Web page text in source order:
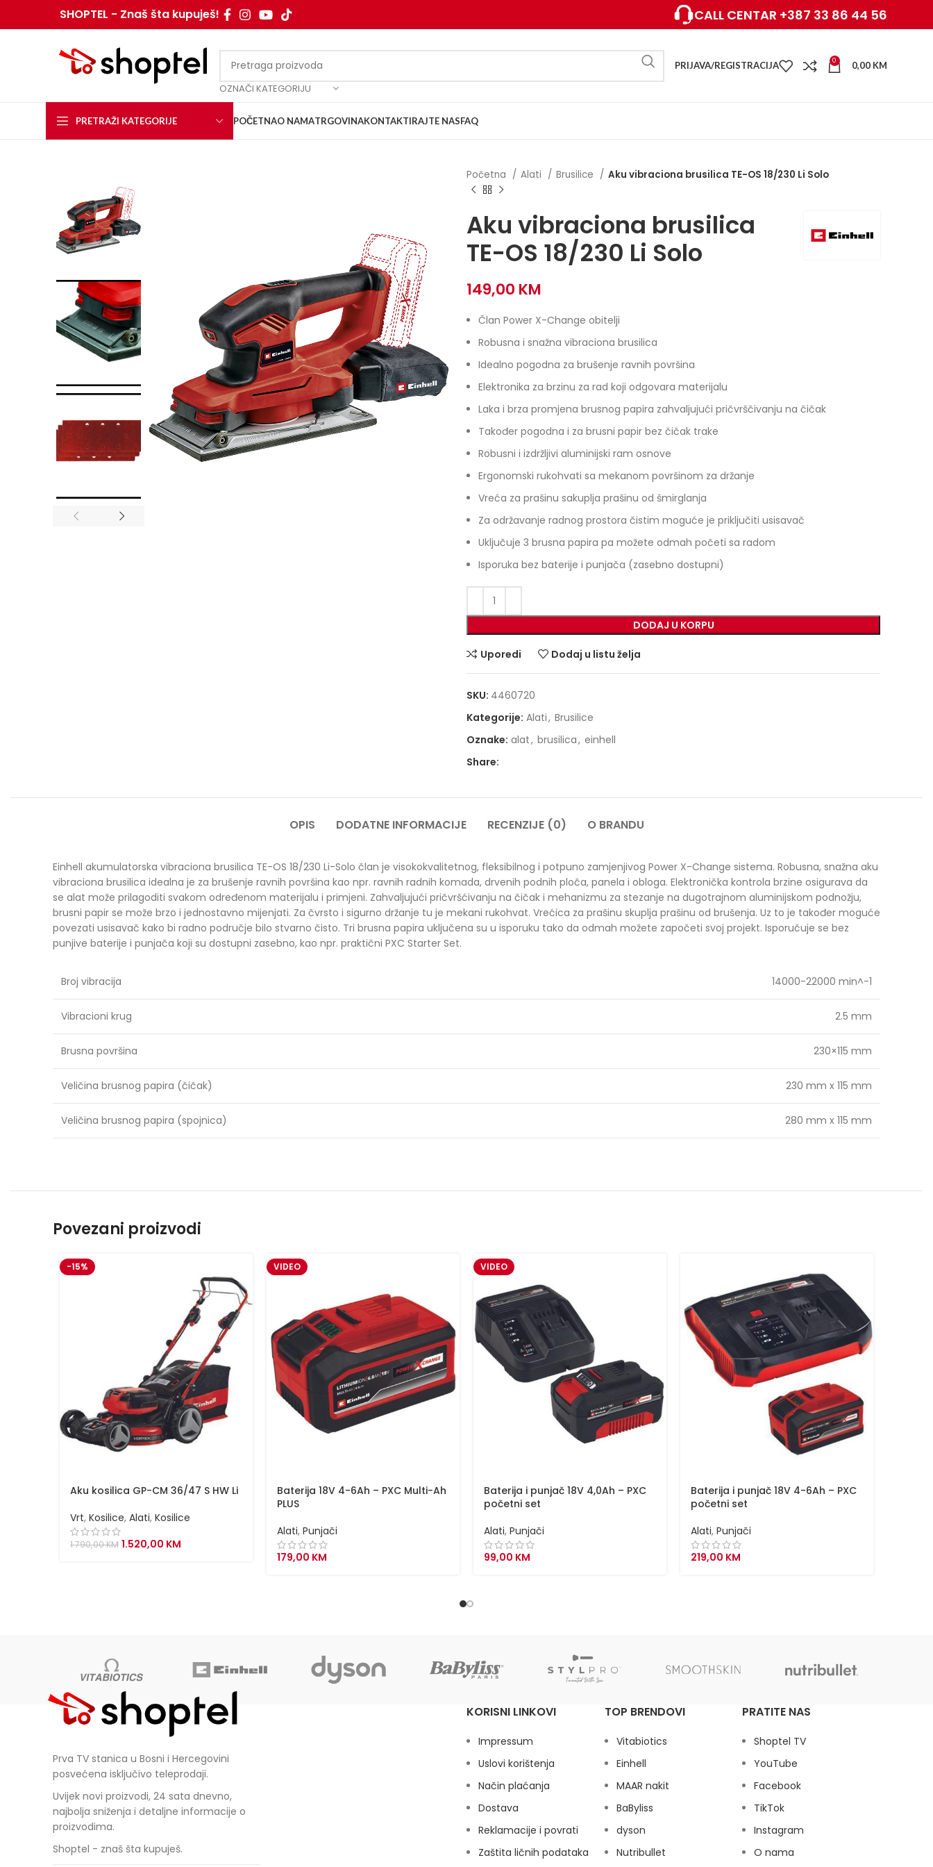
SHOPTEL - Znaš šta kupuješ! CALL CENTAR +387 33 86 44 56
OZNAČI KATEGORIJU
PRIJAVA/REGISTRACIJA 0 0,00 KM
PRETRAŽI KATEGORIJE POČETNAO NAMATRGOVINAKONTAKTIRAJTE NASFAQ
Početna Alati Brusilice Aku vibraciona brusilica TE-OS 18/230 Li Solo
Aku vibraciona brusilica
TE-OS 18/230 Li Solo
149,00 KM
Član Power X-Change obitelji
Robusna i snažna vibraciona brusilica
Idealno pogodna za brušenje ravnih površina
Elektronika za brzinu za rad koji odgovara materijalu
Laka i brza promjena brusnog papira zahvaljujući pričvrščivanju na čičak
Također pogodna i za brusni papir bez čičak trake
Robusni i izdržljivi aluminijski ram osnove
Ergonomski rukohvati sa mekanom površinom za držanje
Vreća za prašinu sakuplja prašinu od šmirglanja
Za održavanje radnog prostora čistim moguće je priključiti usisavač
Uključuje 3 brusna papira pa možete odmah početi sa radom
Isporuka bez baterije i punjača (zasebno dostupni)
DODAJ U KORPU
Uporedi Dodaj u listu želja
SKU: 4460720
Kategorije: Alati, Brusilice
Oznake: alat, brusilica, einhell
Share:
OPIS DODATNE INFORMACIJE RECENZIJE (0) O BRANDU
Einhell akumulatorska vibraciona brusilica TE-OS 18/230 Li-Solo član je visokokvalitetnog, fleksibilnog i potpuno zamjenjivog Power X-Change sistema. Robusna, snažna aku
vibraciona brusilica idealna je za brušenje ravnih površina kao npr. ravnih radnih komada, drvenih podnih ploča, panela i obloga. Elektronička kontrola brzine osigurava da
se alat može prilagoditi svakom određenom materijalu i primjeni. Zahvaljujući pričvršćivanju na čičak i mehanizmu za stezanje na dugotrajnom aluminijskom podnožju,
brusni papir se može brzo i jednostavno mijenjati. Za čvrsto i sigurno držanje tu je mekani rukohvat. Vrećica za prašinu skuplja prašinu od brušenja. Uz to je također moguće
povezati usisavač kako bi radno područje bilo stvarno čisto. Tri brusna papira uključena su u isporuku tako da odmah možete započeti svoj projekt. Isporučuje se bez
punjive baterije i punjača koji su dostupni zasebno, kao npr. praktični PXC Starter Set.
Broj vibracija 14000-22000 min^-1
Vibracioni krug 2.5 mm
Brusna površina 230×115 mm
Veličina brusnog papira (čičak) 230 mm x 115 mm
Veličina brusnog papira (spojnica) 280 mm x 115 mm
Povezani proizvodi
-15%
Aku kosilica GP-CM 36/47 S HW Li
Vrt, Kosilice, Alati, Kosilice
1.790,00KM Original
1.520,00 KM
VIDEO
Baterija 18V 4-6Ah – PXC Multi-Ah
PLUS
Alati, Punjači
179,00 KM
VIDEO
Baterija i punjač 18V 4,0Ah – PXC
početni set
Alati, Punjači
99,00 KM
Baterija i punjač 18V 4-6Ah – PXC
početni set
Alati, Punjači
219,00 KM
Prva TV stanica u Bosni i Hercegovini
posvećena isključivo teleprodaji.
Uvijek novi proizvodi, 24 sata dnevno,
najbolja sniženja i detaljne informacije o
proizvodima.
Shoptel - znaš šta kupuješ.
KORISNI LINKOVI
Impressum
Uslovi korištenja
Način plaćanja
Dostava
Reklamacije i povrati
Zaštita ličnih podataka
TOP BRENDOVI
Vitabiotics
Einhell
MAAR nakit
BaByliss
dyson
Nutribullet
PRATITE NAS
Shoptel TV
YouTube
Facebook
TikTok
Instagram
O nama